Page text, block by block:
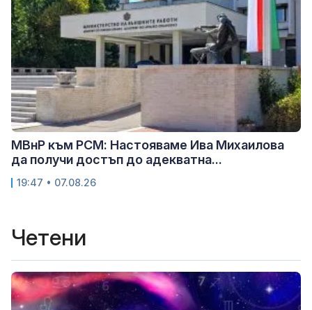
МВнР към РСМ: Настояваме Ива Михаилова
да получи достъп до адекватна...
19:47 • 07.08.26
Четени